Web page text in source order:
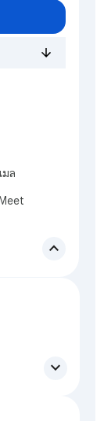
มล
expand_less
expand_more